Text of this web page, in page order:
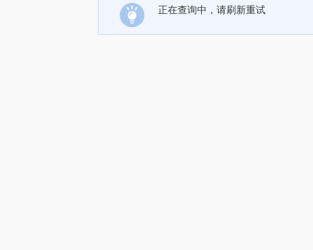
正在查询中，请刷新重试